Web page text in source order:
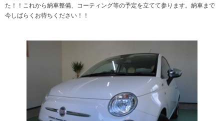
た！！これから納車整備、コーティング等の予定を立てて参ります。納車まで
今しばらくお待ちください！！